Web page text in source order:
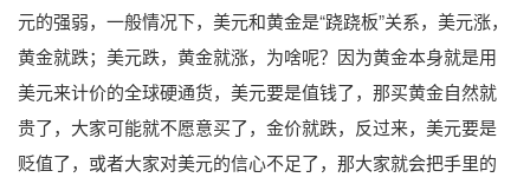
元的强弱，一般情况下，美元和黄金是“跷跷板”关系，美元涨，
黄金就跌；美元跌，黄金就涨，为啥呢？因为黄金本身就是用
美元来计价的全球硬通货，美元要是值钱了，那买黄金自然就
贵了，大家可能就不愿意买了，金价就跌，反过来，美元要是
贬值了，或者大家对美元的信心不足了，那大家就会把手里的